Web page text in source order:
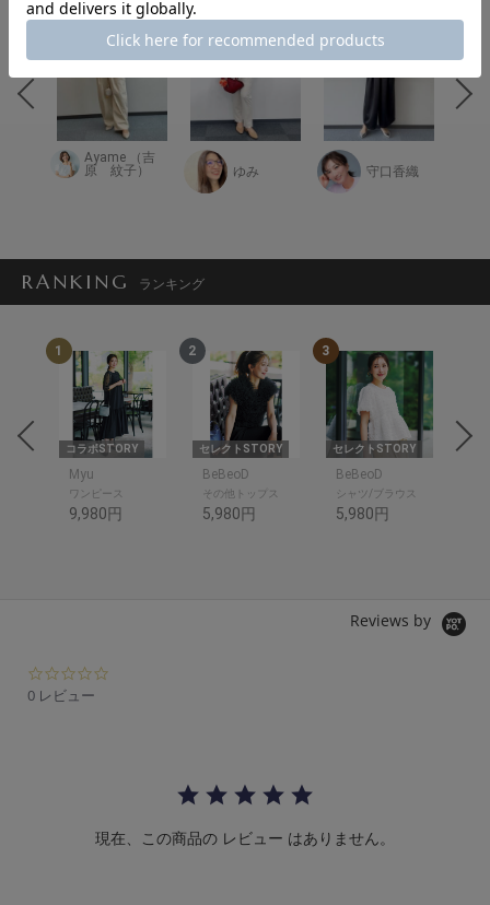
Ayame （吉
原 紋子）
ゆみ 守口香織
RANKING ランキング
1
コラボSTORY
Myu
ワンピース
9,980円
2
セレクトSTORY
BeBeoD
その他トップス
5,980円
3
セレクトSTORY
BeBeoD
シャツ/ブラウス
5,980円
Reviews by
i
0 レビュー
現在、この商品の レビュー はありません。